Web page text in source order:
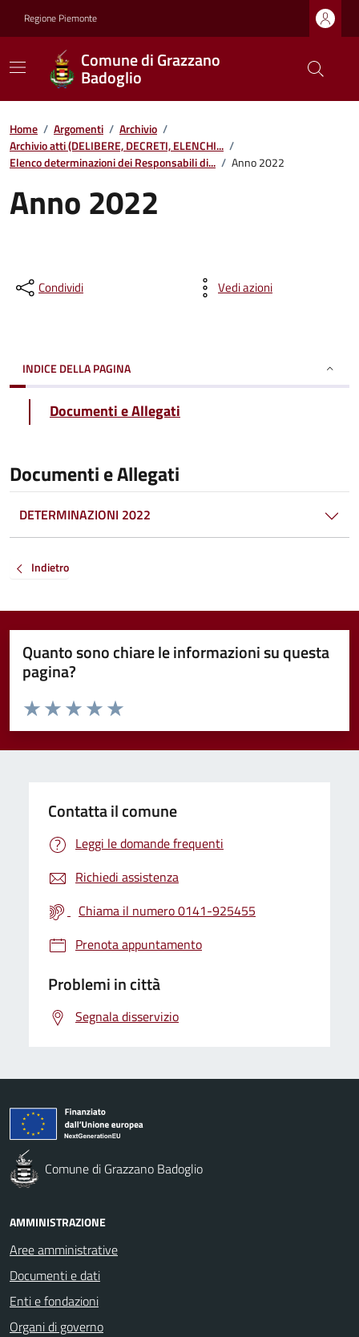
Regione Piemonte
Comune di Grazzano
Badoglio
Home / Argomenti / Archivio /
Archivio atti (DELIBERE, DECRETI, ELENCHI... /
Elenco determinazioni dei Responsabili di... / Anno 2022
Anno 2022
Condividi Vedi azioni
INDICE DELLA PAGINA
Documenti e Allegati
Documenti e Allegati
DETERMINAZIONI 2022
Indietro
Quanto sono chiare le informazioni su questa
pagina?
Valuta da 1 a 5 stelle la pagina
Valuta 5 stelle su 5
Valuta 4 stelle su 5
Valuta 3 stelle su 5
Valuta 2 stelle su 5
Valuta 1 stelle su 5
Contatta il comune
Leggi le domande frequenti
Richiedi assistenza
Chiama il numero 0141-925455
Prenota appuntamento
Problemi in città
Segnala disservizio
Comune di Grazzano Badoglio
AMMINISTRAZIONE
Aree amministrative
Documenti e dati
Enti e fondazioni
Organi di governo